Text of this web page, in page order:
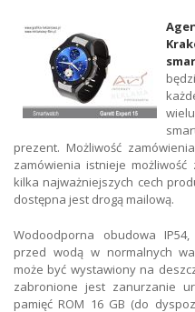
prezent. Możliwość
zamówienia istnieje
kilka najważniejszych cech
dostępna jest drogą mailową.
Wodoodporna obudowa
przed wodą w normalnych
może być wystawiony na
zabronione jest zanurzanie
pamięć ROM 16 GB (do